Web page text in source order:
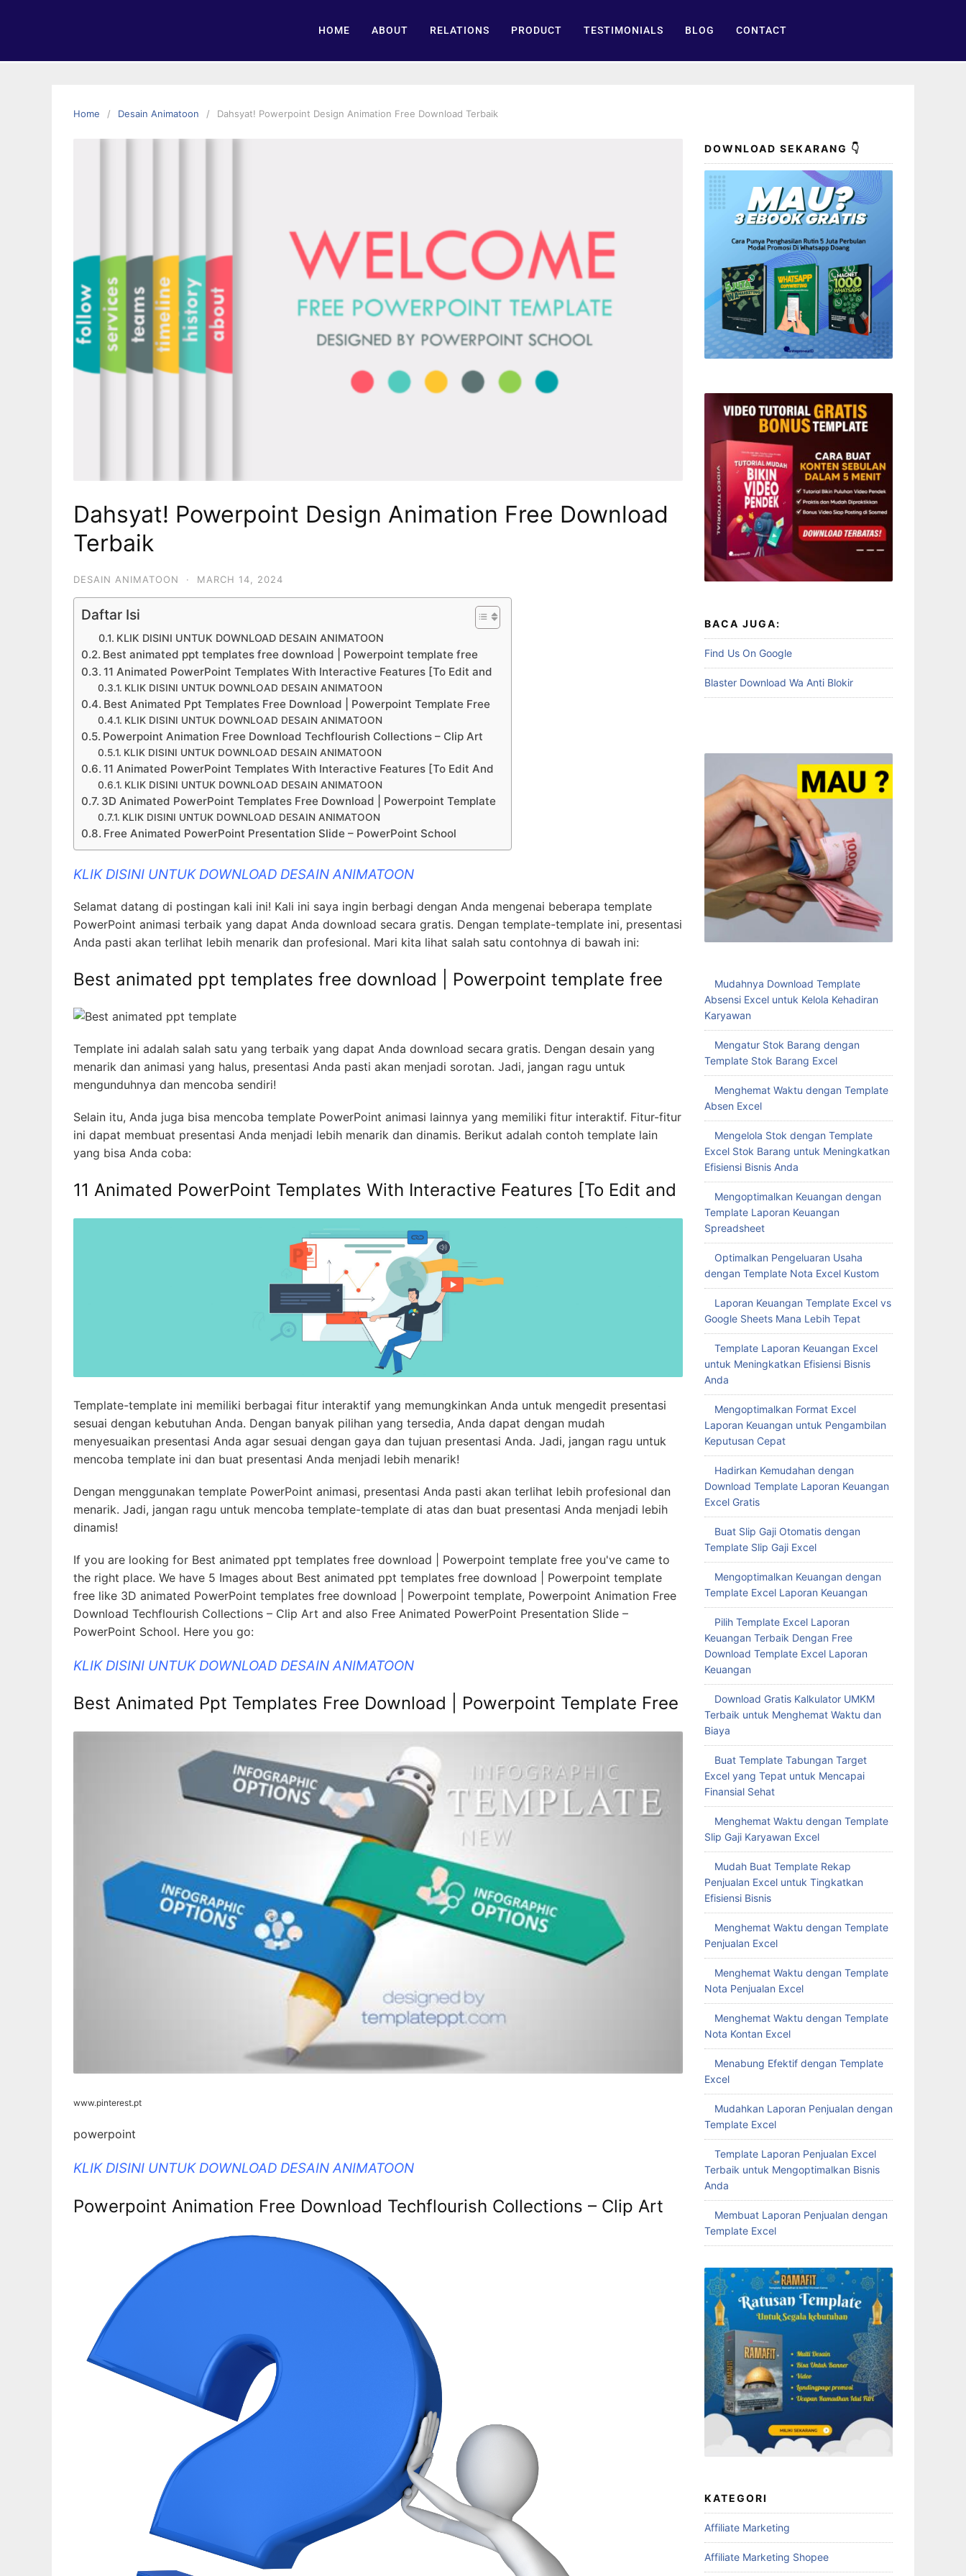
HOME ABOUT RELATIONS PRODUCT TESTIMONIALS BLOG CONTACT
Home Desain Animatoon Dahsyat! Powerpoint Design Animation Free Download Terbaik
Dahsyat! Powerpoint Design Animation Free Download
Terbaik
DESAIN ANIMATOON · MARCH 14, 2024
Daftar Isi
KLIK DISINI UNTUK DOWNLOAD DESAIN ANIMATOON
Best animated ppt templates free download | Powerpoint template free
11 Animated PowerPoint Templates With Interactive Features [To Edit and
KLIK DISINI UNTUK DOWNLOAD DESAIN ANIMATOON
Best Animated Ppt Templates Free Download | Powerpoint Template Free
KLIK DISINI UNTUK DOWNLOAD DESAIN ANIMATOON
Powerpoint Animation Free Download Techflourish Collections – Clip Art
KLIK DISINI UNTUK DOWNLOAD DESAIN ANIMATOON
11 Animated PowerPoint Templates With Interactive Features [To Edit And
KLIK DISINI UNTUK DOWNLOAD DESAIN ANIMATOON
3D Animated PowerPoint Templates Free Download | Powerpoint Template
KLIK DISINI UNTUK DOWNLOAD DESAIN ANIMATOON
Free Animated PowerPoint Presentation Slide – PowerPoint School
KLIK DISINI UNTUK DOWNLOAD DESAIN ANIMATOON
Selamat datang di postingan kali ini! Kali ini saya ingin berbagi dengan Anda mengenai beberapa template
PowerPoint animasi terbaik yang dapat Anda download secara gratis. Dengan template-template ini, presentasi
Anda pasti akan terlihat lebih menarik dan profesional. Mari kita lihat salah satu contohnya di bawah ini:
Best animated ppt templates free download | Powerpoint template free
Template ini adalah salah satu yang terbaik yang dapat Anda download secara gratis. Dengan desain yang
menarik dan animasi yang halus, presentasi Anda pasti akan menjadi sorotan. Jadi, jangan ragu untuk
mengunduhnya dan mencoba sendiri!
Selain itu, Anda juga bisa mencoba template PowerPoint animasi lainnya yang memiliki fitur interaktif. Fitur-fitur
ini dapat membuat presentasi Anda menjadi lebih menarik dan dinamis. Berikut adalah contoh template lain
yang bisa Anda coba:
11 Animated PowerPoint Templates With Interactive Features [To Edit and
Template-template ini memiliki berbagai fitur interaktif yang memungkinkan Anda untuk mengedit presentasi
sesuai dengan kebutuhan Anda. Dengan banyak pilihan yang tersedia, Anda dapat dengan mudah
menyesuaikan presentasi Anda agar sesuai dengan gaya dan tujuan presentasi Anda. Jadi, jangan ragu untuk
mencoba template ini dan buat presentasi Anda menjadi lebih menarik!
Dengan menggunakan template PowerPoint animasi, presentasi Anda pasti akan terlihat lebih profesional dan
menarik. Jadi, jangan ragu untuk mencoba template-template di atas dan buat presentasi Anda menjadi lebih
dinamis!
If you are looking for Best animated ppt templates free download | Powerpoint template free you've came to
the right place. We have 5 Images about Best animated ppt templates free download | Powerpoint template
free like 3D animated PowerPoint templates free download | Powerpoint template, Powerpoint Animation Free
Download Techflourish Collections – Clip Art and also Free Animated PowerPoint Presentation Slide –
PowerPoint School. Here you go:
KLIK DISINI UNTUK DOWNLOAD DESAIN ANIMATOON
Best Animated Ppt Templates Free Download | Powerpoint Template Free
www.pinterest.pt
powerpoint
KLIK DISINI UNTUK DOWNLOAD DESAIN ANIMATOON
Powerpoint Animation Free Download Techflourish Collections – Clip Art
DOWNLOAD SEKARANG 👇
BACA JUGA:
Find Us On Google
Blaster Download Wa Anti Blokir
Mudahnya Download Template
Absensi Excel untuk Kelola Kehadiran
Karyawan
Mengatur Stok Barang dengan
Template Stok Barang Excel
Menghemat Waktu dengan Template
Absen Excel
Mengelola Stok dengan Template
Excel Stok Barang untuk Meningkatkan
Efisiensi Bisnis Anda
Mengoptimalkan Keuangan dengan
Template Laporan Keuangan
Spreadsheet
Optimalkan Pengeluaran Usaha
dengan Template Nota Excel Kustom
Laporan Keuangan Template Excel vs
Google Sheets Mana Lebih Tepat
Template Laporan Keuangan Excel
untuk Meningkatkan Efisiensi Bisnis
Anda
Mengoptimalkan Format Excel
Laporan Keuangan untuk Pengambilan
Keputusan Cepat
Hadirkan Kemudahan dengan
Download Template Laporan Keuangan
Excel Gratis
Buat Slip Gaji Otomatis dengan
Template Slip Gaji Excel
Mengoptimalkan Keuangan dengan
Template Excel Laporan Keuangan
Pilih Template Excel Laporan
Keuangan Terbaik Dengan Free
Download Template Excel Laporan
Keuangan
Download Gratis Kalkulator UMKM
Terbaik untuk Menghemat Waktu dan
Biaya
Buat Template Tabungan Target
Excel yang Tepat untuk Mencapai
Finansial Sehat
Menghemat Waktu dengan Template
Slip Gaji Karyawan Excel
Mudah Buat Template Rekap
Penjualan Excel untuk Tingkatkan
Efisiensi Bisnis
Menghemat Waktu dengan Template
Penjualan Excel
Menghemat Waktu dengan Template
Nota Penjualan Excel
Menghemat Waktu dengan Template
Nota Kontan Excel
Menabung Efektif dengan Template
Excel
Mudahkan Laporan Penjualan dengan
Template Excel
Template Laporan Penjualan Excel
Terbaik untuk Mengoptimalkan Bisnis
Anda
Membuat Laporan Penjualan dengan
Template Excel
KATEGORI
Affiliate Marketing
Affiliate Marketing Shopee